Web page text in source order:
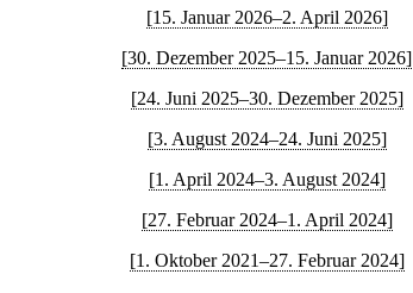
[15. Januar 2026–2. April 2026]
[30. Dezember 2025–15. Januar 2026]
[24. Juni 2025–30. Dezember 2025]
[3. August 2024–24. Juni 2025]
[1. April 2024–3. August 2024]
[27. Februar 2024–1. April 2024]
[1. Oktober 2021–27. Februar 2024]